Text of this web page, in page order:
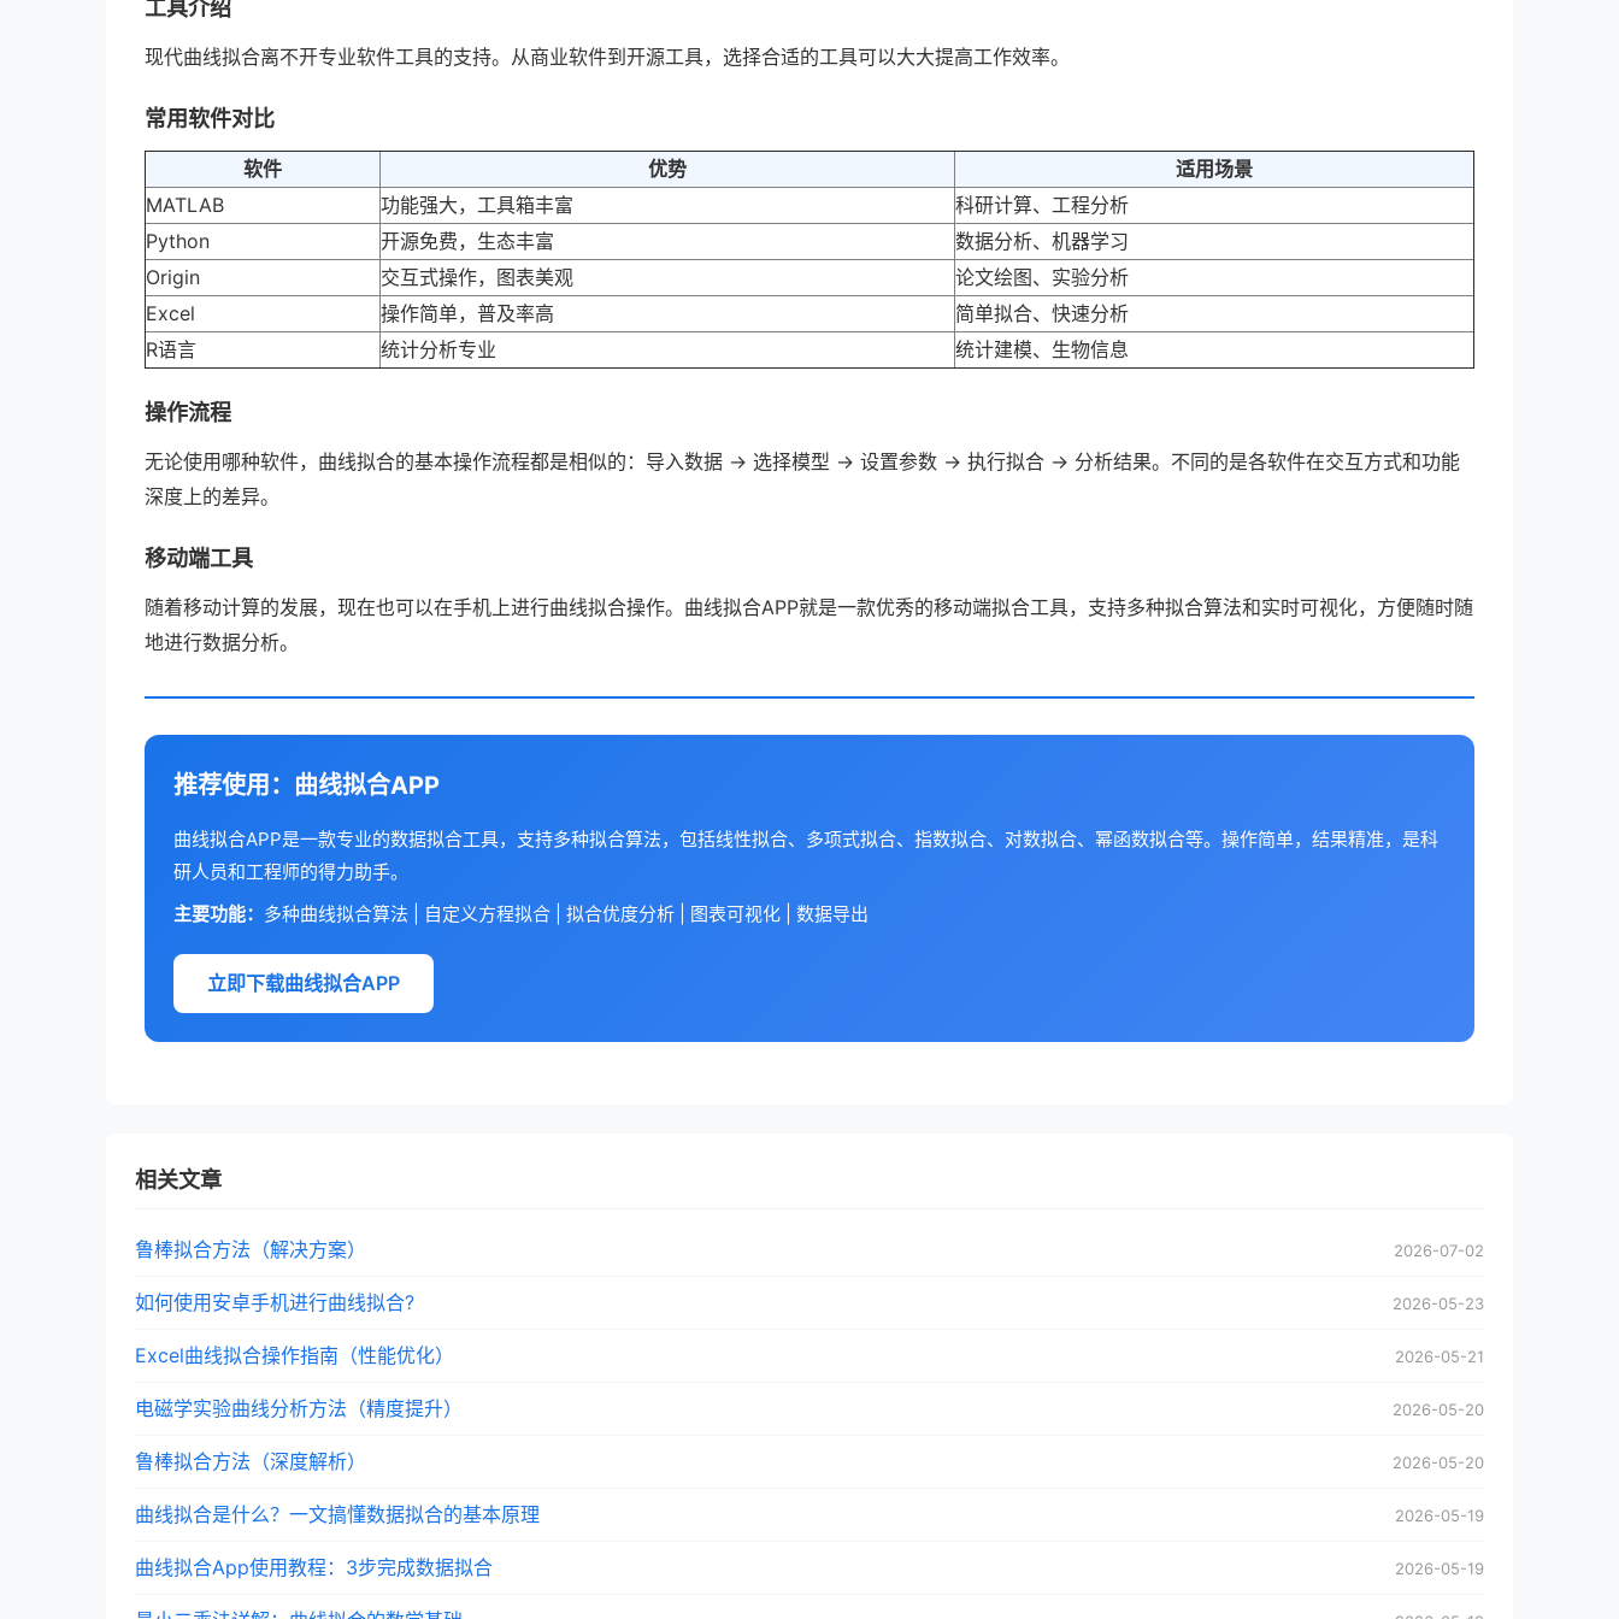
工具介绍
现代曲线拟合离不开专业软件工具的支持。从商业软件到开源工具，选择合适的工具可以大大提高工作效率。
常用软件对比
软件 优势
适用场景
MATLAB
功能强大，工具箱丰富
科研计算、工程分析
Python
开源免费，生态丰富
数据分析、机器学习
Origin
交互式操作，图表美观
论文绘图、实验分析
Excel
操作简单，普及率高
简单拟合、快速分析
R语言
统计分析专业 统计建模、生物信息
操作流程
无论使用哪种软件，曲线拟合的基本操作流程都是相似的：导入数据 → 选择模型 → 设置参数 → 执行拟合 → 分析结果。不同的是各软件在交互方式和功能
深度上的差异。
移动端工具
随着移动计算的发展，现在也可以在手机上进行曲线拟合操作。曲线拟合APP就是一款优秀的移动端拟合工具，支持多种拟合算法和实时可视化，方便随时随
地进行数据分析。
推荐使用：曲线拟合APP
曲线拟合APP是一款专业的数据拟合工具，支持多种拟合算法，包括线性拟合、多项式拟合、指数拟合、对数拟合、幂函数拟合等。操作简单，结果精准，是科
研人员和工程师的得力助手。
主要功能： 多种曲线拟合算法 | 自定义方程拟合 | 拟合优度分析 | 图表可视化 | 数据导出
立即下载曲线拟合APP
相关文章
鲁棒拟合方法（解决方案） 2026-07-02
如何使用安卓手机进行曲线拟合? 2026-05-23
Excel曲线拟合操作指南（性能优化） 2026-05-21
电磁学实验曲线分析方法（精度提升） 2026-05-20
鲁棒拟合方法（深度解析） 2026-05-20
曲线拟合是什么？一文搞懂数据拟合的基本原理 2026-05-19
曲线拟合App使用教程：3步完成数据拟合 2026-05-19